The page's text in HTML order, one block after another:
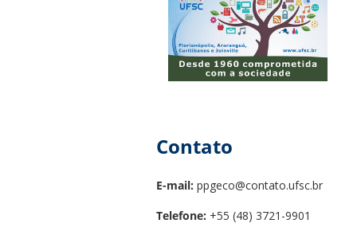
Contato
E-mail: ppgeco@contato.ufsc.br
Telefone: +55 (48) 3721-9901